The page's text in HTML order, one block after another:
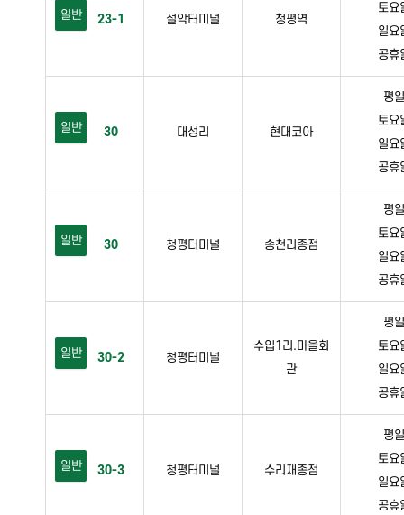
일반 23-1 설악터미널 청평역
토
일
공
일반 30 대성리 현대코아
평
토
일
공
일반 30 청평터미널 송천리종점
평
토
일
공
일반 30-2 청평터미널
수입1리.마을회
관
평
토
일
공
일반 30-3 청평터미널 수리재종점
평
토
일
공